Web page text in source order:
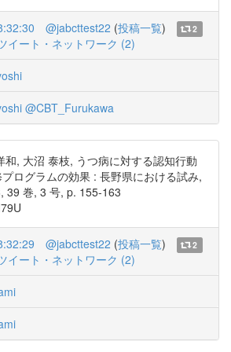
@jabcttest22 (投稿一覧)
2
イート・ネットワーク (2)
@CBT_Furukawa
和, 大沼 泰枝, うつ病に対する認知行動
ログラムの効果 : 長野県における試み,
39 巻, 3 号, p. 155-163
@jabcttest22 (投稿一覧)
2
イート・ネットワーク (2)